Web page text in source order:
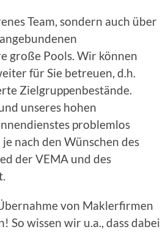
Team, sondern auch über
große Pools. Wir können
für Sie betreuen, d.h.
Zielgruppenbestände.
unseres hohen
problemlos
nach den Wünschen des
der VEMA und des
von Maklerfirmen
So wissen wir u.a., dass dabei